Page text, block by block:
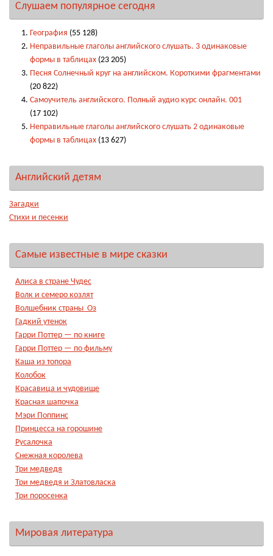
Слушаем популярное сегодня
География (55 128)
Неправильные глаголы английского слушать. 3 одинаковые
формы в таблицах (23 205)
Песня Солнечный круг на английском. Короткими фрагментами
(20 822)
Самоучитель английского. Полный аудио курс онлайн. 001
(17 102)
Неправильные глаголы английского слушать 2 одинаковые
формы в таблицах (13 627)
Английский детям
Загадки
Стихи и песенки
Самые известные в мире сказки
Алиса в стране Чудес
Волк и семеро козлят
Волшебник страны Оз
Гадкий утенок
Гарри Поттер — по книге
Гарри Поттер — по фильму
Каша из топора
Колобок
Красавица и чудовище
Красная шапочка
Мэри Поппинс
Принцесса на горошине
Русалочка
Снежная королева
Три медведя
Три медведя и Златовласка
Три поросенка
Мировая литература